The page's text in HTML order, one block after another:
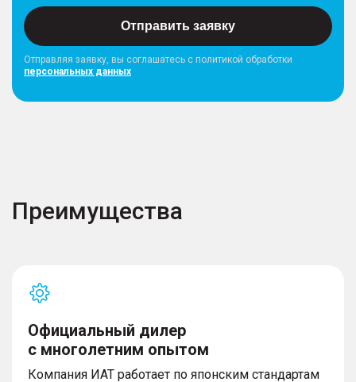
Отправить заявку
Отправляя заявку, вы соглашатесь с политикой обработки
персональных данных
Преимущества
Официальный дилер
с многолетним опытом
Компания ИАТ работает по японским стандартам